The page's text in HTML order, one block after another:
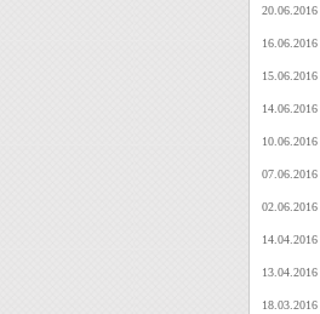
20.06.2016
16.06.2016
15.06.2016
14.06.2016
10.06.2016
07.06.2016
02.06.2016
14.04.2016
13.04.2016
18.03.2016